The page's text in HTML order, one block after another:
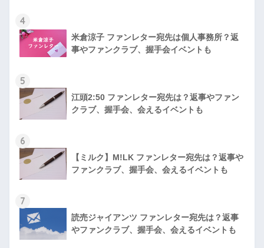
4
米倉涼子 ファンレター宛先は個人事務所？返
事やファンクラブ、握手会イベントも
5
江頭2:50 ファンレター宛先は？返事やファン
クラブ、握手会、会えるイベントも
6
【ミルク】M!LK ファンレター宛先は？返事や
ファンクラブ、握手会、会えるイベントも
7
読売ジャイアンツ ファンレター宛先は？返事
やファンクラブ、握手会、会えるイベントも